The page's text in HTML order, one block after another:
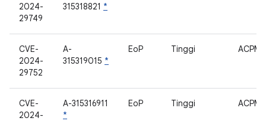
2024-
29749
315318821 *
CVE-
2024-
29752
A-
315319015 *
EoP Tinggi ACPM
CVE-
2024-
A-315316911
*
EoP Tinggi ACPM